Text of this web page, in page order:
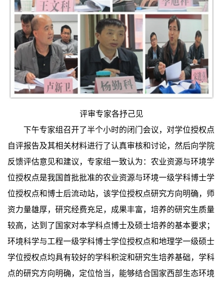
评审专家各抒己见
下午专家组召开了半个小时的闭门会议，对学位授权点
自评报告及其相关材料进行了认真审核和讨论，然后向学院
反馈评估意见和建议，专家组一致认为：农业资源与环境学
位授权点是我国首批批准的农业资源与环境一级学科博士学
位授权点和博士后流动站，该学位授权点研究方向明确，师
资力量雄厚，研究经费充足，成果丰富，培养的研究生质量
较高，达到了国家对本学科点博士及硕士培养的基本要求；
环境科学与工程一级学科博士学位授权点和地理学一级硕士
学位授权点均具有较好的学科积淀和研究生培养基础，学科
点的研究方向明确，定位恰当，能够结合国家西部生态环境